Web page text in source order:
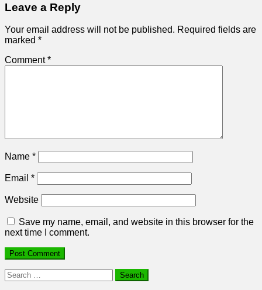
Leave a Reply
Your email address will not be published. Required fields are
marked *
Comment*
Name *
Email *
Website
Save my name, email, and website in this browser for the
next time I comment.
Search
for: